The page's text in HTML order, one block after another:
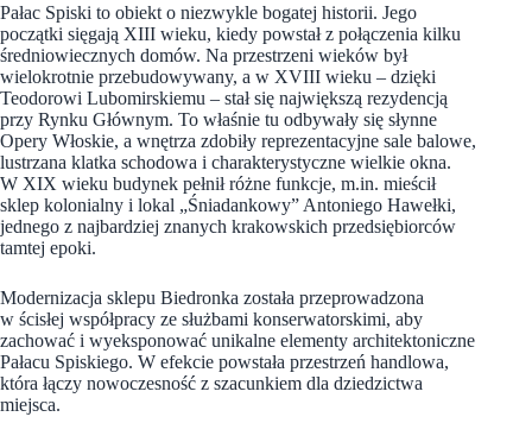
Pałac Spiski to obiekt o niezwykle bogatej historii. Jego
początki sięgają XIII wieku, kiedy powstał z połączenia kilku
średniowiecznych domów. Na przestrzeni wieków był
wielokrotnie przebudowywany, a w XVIII wieku – dzięki
Teodorowi Lubomirskiemu – stał się największą rezydencją
przy Rynku Głównym. To właśnie tu odbywały się słynne
Opery Włoskie, a wnętrza zdobiły reprezentacyjne sale balowe,
lustrzana klatka schodowa i charakterystyczne wielkie okna.
W XIX wieku budynek pełnił różne funkcje, m.in. mieścił
sklep kolonialny i lokal „Śniadankowy” Antoniego Hawełki,
jednego z najbardziej znanych krakowskich przedsiębiorców
tamtej epoki.
Modernizacja sklepu Biedronka została przeprowadzona
w ścisłej współpracy ze służbami konserwatorskimi, aby
zachować i wyeksponować unikalne elementy architektoniczne
Pałacu Spiskiego. W efekcie powstała przestrzeń handlowa,
która łączy nowoczesność z szacunkiem dla dziedzictwa
miejsca.